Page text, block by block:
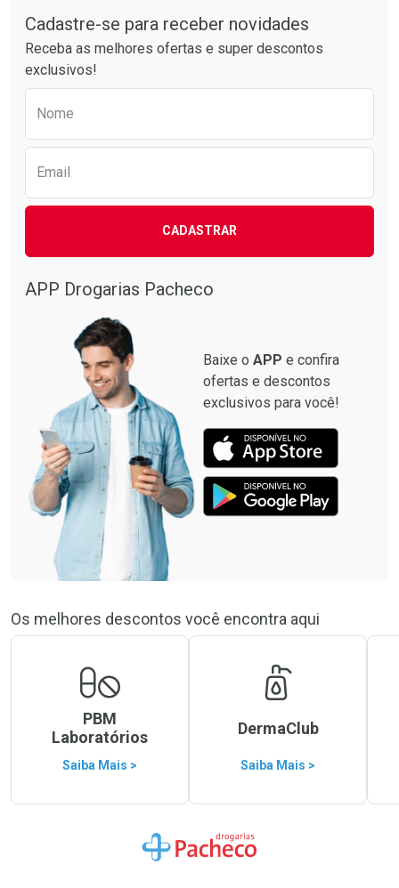
Por R$ 76,94/cada
Por R$ 37,25/cada
Cadastre-se para receber novidades
Receba as melhores ofertas e super descontos
exclusivos!
Nome
Email
CADASTRAR
APP Drogarias Pacheco
Baixe o APP e confira
ofertas e descontos
exclusivos para você!
Os melhores descontos você encontra aqui
PBM
Laboratórios
Saiba Mais >
DermaClub
Saiba Mais >
Ir para a Home